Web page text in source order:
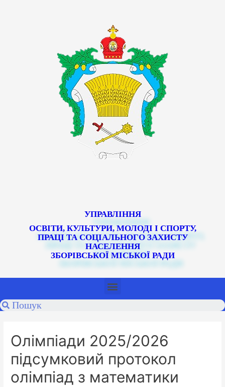
УПРАВЛІННЯ
ОСВІТИ, КУЛЬТУРИ, МОЛОДІ І СПОРТУ,
ПРАЦІ ТА СОЦІАЛЬНОГО ЗАХИСТУ
НАСЕЛЕННЯ
ЗБОРІВСЬКОЇ МІСЬКОЇ РАДИ
Олімпіади 2025/2026
підсумковий протокол
олімпіад з математики